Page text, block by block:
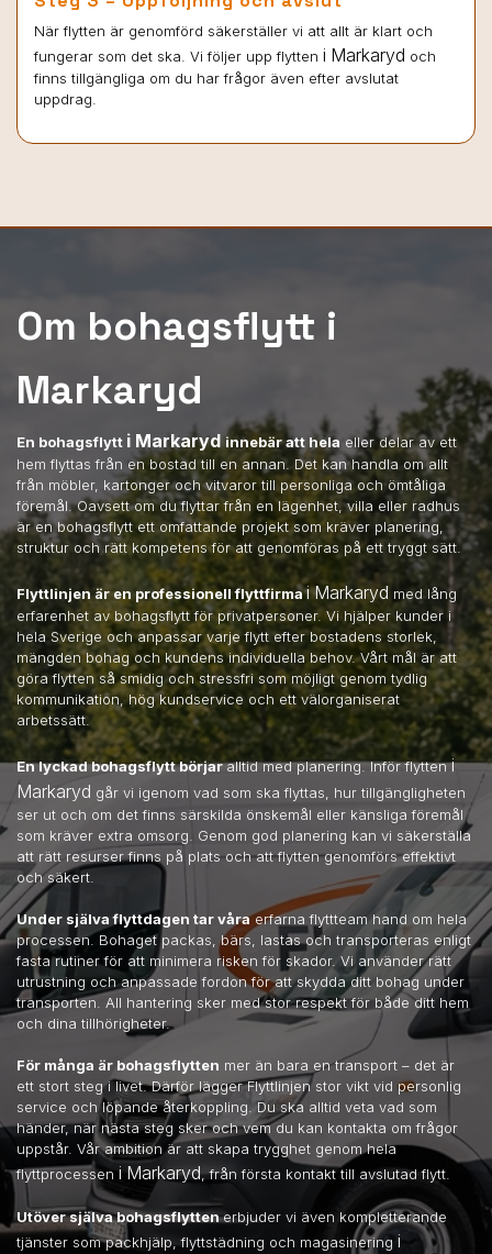
När flytten är genomförd säkerställer vi att allt är klart och
fungerar som det ska. Vi följer upp flytten i Markaryd och
finns tillgängliga om du har frågor även efter avslutat
uppdrag.
Om bohagsflytt i
Markaryd
En bohagsflytt i Markarydinnebär att hela eller delar av ett
hem flyttas från en bostad till en annan. Det kan handla om allt
från möbler, kartonger och vitvaror till personliga och ömtåliga
föremål. Oavsett om du flyttar från en lägenhet, villa eller radhus
är en bohagsflytt ett omfattande projekt som kräver planering,
struktur och rätt kompetens för att genomföras på ett tryggt sätt.
Flyttlinjen är en professionell flyttfirmai Markaryd med lång
erfarenhet av bohagsflytt för privatpersoner. Vi hjälper kunder i
hela Sverige och anpassar varje flytt efter bostadens storlek,
mängden bohag och kundens individuella behov. Vårt mål är att
göra flytten så smidig och stressfri som möjligt genom tydlig
kommunikation, hög kundservice och ett välorganiserat
arbetssätt.
En lyckad bohagsflytt börjaralltid med planering. Inför flytteni
Markaryd går vi igenom vad som ska flyttas, hur tillgängligheten
ser ut och om det finns särskilda önskemål eller känsliga föremål
som kräver extra omsorg. Genom god planering kan vi säkerställa
att rätt resurser finns på plats och att flytten genomförs effektivt
och säkert.
Under själva flyttdagen tar våraerfarna flyttteam hand om hela
processen. Bohaget packas, bärs, lastas och transporteras enligt
fasta rutiner för att minimera risken för skador. Vi använder rätt
utrustning och anpassade fordon för att skydda ditt bohag under
transporten. All hantering sker med stor respekt för både ditt hem
och dina tillhörigheter.
För många är bohagsflytten mer än bara en transport – det är
ett stort steg i livet. Därför lägger Flyttlinjen stor vikt vid personlig
service och löpande återkoppling. Du ska alltid veta vad som
händer, när nästa steg sker och vem du kan kontakta om frågor
uppstår. Vår ambition är att skapa trygghet genom hela
flyttprocesseni Markaryd, från första kontakt till avslutad flytt.
Utöver själva bohagsflyttenerbjuder vi även kompletterande
tjänster som packhjälp, flyttstädning och magasinering i